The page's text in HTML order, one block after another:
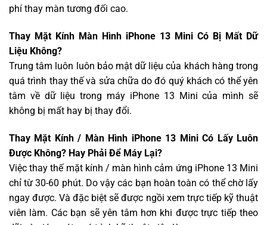
phí thay màn tương đối cao.
Thay Mặt Kính Màn Hình iPhone 13 Mini Có Bị Mất Dữ
Liệu Không?
Trung tâm luôn luôn bảo mật dữ liệu của khách hàng trong
quá trình thay thế và sửa chữa do đó quý khách có thể yên
tâm về dữ liệu trong máy iPhone 13 Mini của mình sẽ
không bị mất hay bị thay đổi.
Thay Mặt Kính / Màn Hình iPhone 13 Mini Có Lấy Luôn
Được Không? Hay Phải Để Máy Lại?
Việc thay thế mặt kính / màn hình cảm ứng iPhone 13 Mini
chỉ từ 30-60 phút. Do vậy các bạn hoàn toàn có thể chờ lấy
ngay được. Và đặc biệt sẽ được ngồi xem trực tiếp kỹ thuật
viên làm. Các bạn sẽ yên tâm hơn khi được trực tiếp theo